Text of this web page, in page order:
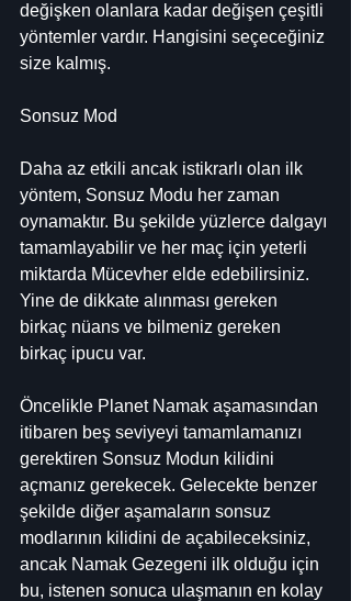
değişken olanlara kadar değişen çeşitli
yöntemler vardır. Hangisini seçeceğiniz
size kalmış.
Sonsuz Mod
Daha az etkili ancak istikrarlı olan ilk
yöntem, Sonsuz Modu her zaman
oynamaktır. Bu şekilde yüzlerce dalgayı
tamamlayabilir ve her maç için yeterli
miktarda Mücevher elde edebilirsiniz.
Yine de dikkate alınması gereken
birkaç nüans ve bilmeniz gereken
birkaç ipucu var.
Öncelikle Planet Namak aşamasından
itibaren beş seviyeyi tamamlamanızı
gerektiren Sonsuz Modun kilidini
açmanız gerekecek. Gelecekte benzer
şekilde diğer aşamaların sonsuz
modlarının kilidini de açabileceksiniz,
ancak Namak Gezegeni ilk olduğu için
bu, istenen sonuca ulaşmanın en kolay